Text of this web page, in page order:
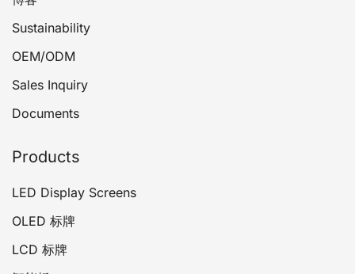
Sustainability
OEM/ODM
Sales Inquiry
Documents
Products
LED Display Screens
OLED 标牌
LCD 标牌